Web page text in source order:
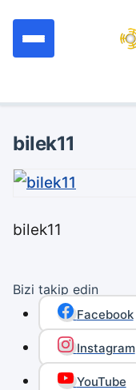
bilek11
bilek11
Bizi takip edin
Facebook
Instagram
YouTube